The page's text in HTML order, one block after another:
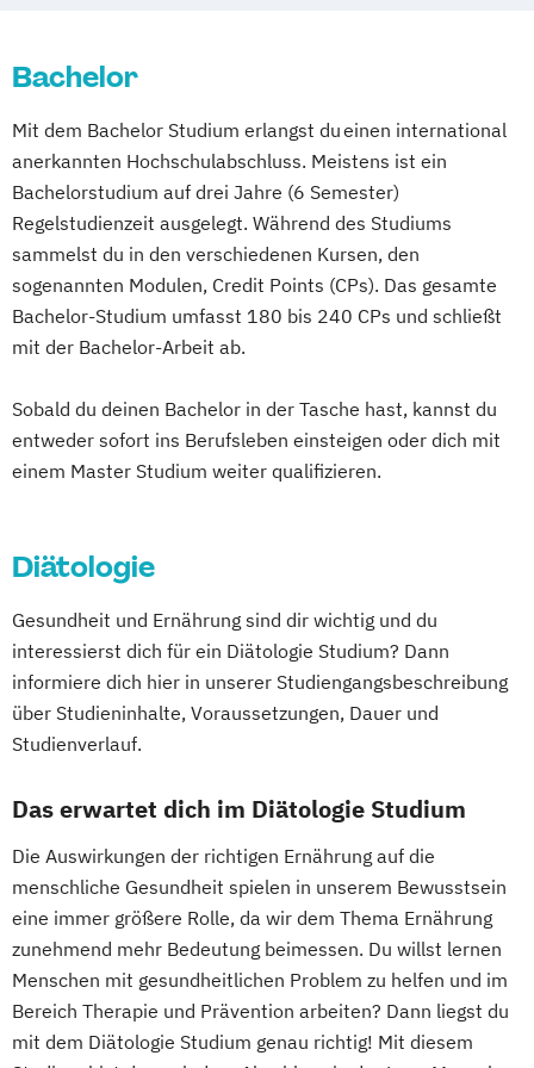
Experience Management
Betriebswirtschaftslehre – Industrial
Management
Betriebswirtschaftslehre – Office
Management
Business Administration (DE/EN)
Business Intelligence
Coaching und Supervision
Computer Science (DE/EN) Controlling
Customer Centricity
DevOps und Cloud Computing (DE/EN)
Digital Business Management
Digital Entrepreneurship Digital Health
Digital Innovation and Intrapreneurship
(DE/EN)
Digital Transformation Management -
Digitale Betriebswirtschaftslehre
Digitale Transformation Diätetik
E-Beratung in der Pädagogik
Elektrotechnik
Engineering (DE/EN)
Entrepreneurship (DE/EN)
Ergotherapie
Content-Strategie / Content Strategy
Digital Entrepreneurship Diätologie
Electronics and Computer Engineering
Elektronik und Computer Engineering
Embedded Systems Engineering
Studienrichtung im Masterstudiengang
Electronic Engineering
Energie-
Energy Technologies
Engineering and Production Management
Ergotherapie
Fahrzeugtechnik / Automotive Engineering
General Management
Gesundheits- und Krankenpflege
Gesundheitsinformatik / eHealth
Gesundheitsmanagement im Tourismus
Gesundheitsmanagement und Public
Gesundheitstourismus und
Freizeitmanagement
Global Green and Social Business
Global Leadership and HR Management
Global Strategic Decision Making
Hebammen IT & Mobile Security
IT Architecture IT-Recht & Management
Industrial Design
Bachelor
Mit dem Bachelor Studium erlangst du einen international
anerkannten Hochschulabschluss. Meistens ist ein
Bachelorstudium auf drei Jahre (6 Semester)
Regelstudienzeit ausgelegt. Während des Studiums
sammelst du in den verschiedenen Kursen, den
sogenannten Modulen, Credit Points (CPs). Das gesamte
Bachelor-Studium umfasst 180 bis 240 CPs und schließt
mit der Bachelor-Arbeit ab.
Sobald du deinen Bachelor in der Tasche hast, kannst du
entweder sofort ins Berufsleben einsteigen oder dich mit
einem Master Studium weiter qualifizieren.
Diätologie
Gesundheit und Ernährung sind dir wichtig und du
interessierst dich für ein Diätologie Studium? Dann
informiere dich hier in unserer Studiengangsbeschreibung
über Studieninhalte, Voraussetzungen, Dauer und
Studienverlauf.
Das erwartet dich im Diätologie Studium
Die Auswirkungen der richtigen Ernährung auf die
menschliche Gesundheit spielen in unserem Bewusstsein
eine immer größere Rolle, da wir dem Thema Ernährung
zunehmend mehr Bedeutung beimessen. Du willst lernen
Menschen mit gesundheitlichen Problem zu helfen und im
Bereich Therapie und Prävention arbeiten? Dann liegst du
mit dem Diätologie Studium genau richtig! Mit diesem